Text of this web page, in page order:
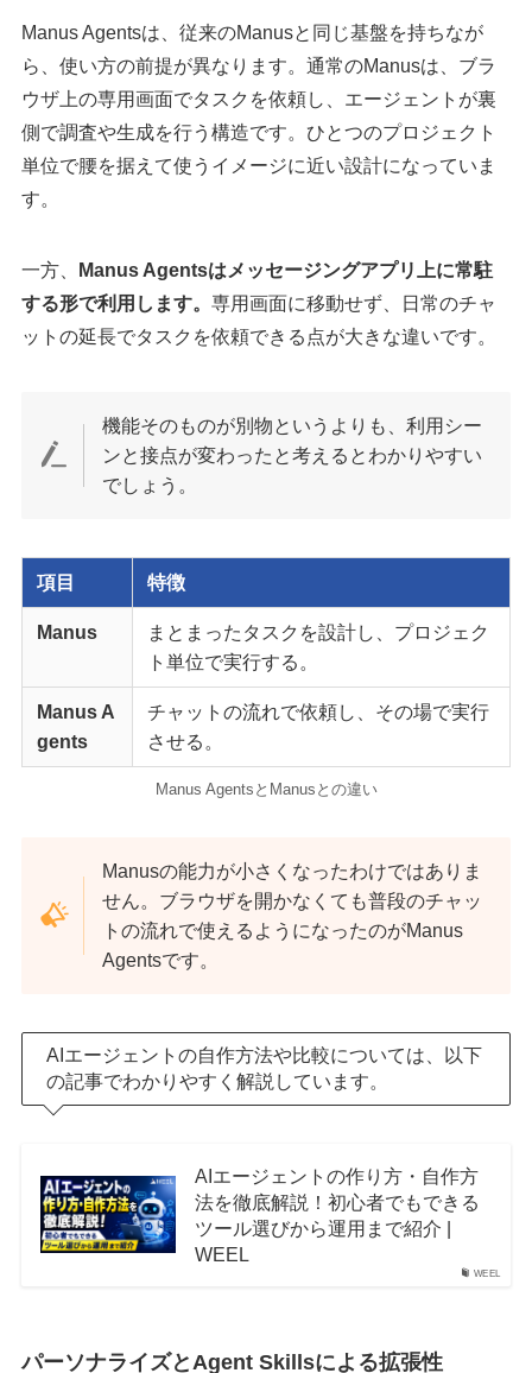
Manus Agentsは、従来のManusと同じ基盤を持ちなが
ら、使い方の前提が異なります。通常のManusは、ブラ
ウザ上の専用画面でタスクを依頼し、エージェントが裏
側で調査や生成を行う構造です。ひとつのプロジェクト
単位で腰を据えて使うイメージに近い設計になっていま
す。
一方、
Manus Agentsはメッセージングアプリ上に常駐
する形で利用します。 専用画面に移動せず、日常のチャ
ットの延長でタスクを依頼できる点が大きな違いです。
機能そのものが別物というよりも、利用シー
ンと接点が変わったと考えるとわかりやすい
でしょう。
項目 特徴
Manus
まとまったタスクを設計し、プロジェク
ト単位で実行する。
Manus A
gents
チャットの流れで依頼し、その場で実行
させる。
Manus AgentsとManusとの違い
Manusの能力が小さくなったわけではありま
せん。ブラウザを開かなくても普段のチャッ
トの流れで使えるようになったのがManus
Agentsです。
AIエージェントの自作方法や比較については、以下
の記事でわかりやすく解説しています。
WEEL
AIエージェントの作り方・自作方
法を徹底解説！初心者でもできる
ツール選びから運用まで紹介 |
WEEL
パーソナライズとAgent Skillsによる拡張性